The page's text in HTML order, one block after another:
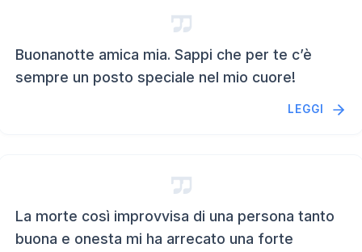
Buonanotte amica mia. Sappi che per te c’è
sempre un posto speciale nel mio cuore!
LEGGI
La morte così improvvisa di una persona tanto
buona e onesta mi ha arrecato una forte